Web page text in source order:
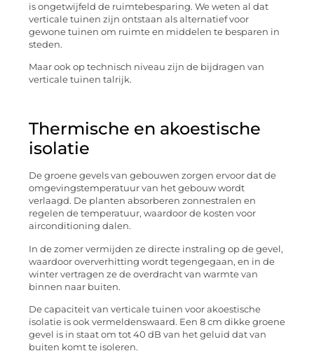
is ongetwijfeld de ruimtebesparing. We weten al dat
verticale tuinen zijn ontstaan als alternatief voor
gewone tuinen om ruimte en middelen te besparen in
steden.
Maar ook op technisch niveau zijn de bijdragen van
verticale tuinen talrijk.
Thermische en akoestische
isolatie
De groene gevels van gebouwen zorgen ervoor dat de
omgevingstemperatuur van het gebouw wordt
verlaagd. De planten absorberen zonnestralen en
regelen de temperatuur, waardoor de kosten voor
airconditioning dalen.
In de zomer vermijden ze directe instraling op de gevel,
waardoor oververhitting wordt tegengegaan, en in de
winter vertragen ze de overdracht van warmte van
binnen naar buiten.
De capaciteit van verticale tuinen voor akoestische
isolatie is ook vermeldenswaard. Een 8 cm dikke groene
gevel is in staat om tot 40 dB van het geluid dat van
buiten komt te isoleren.